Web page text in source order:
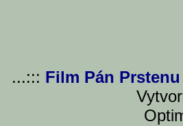
...::: Film Pán